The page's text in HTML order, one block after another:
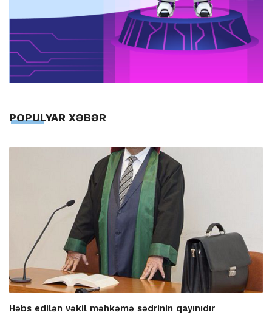
POPULYAR XƏBƏR
Həbs edilən vəkil məhkəmə sədrinin qayınıdır